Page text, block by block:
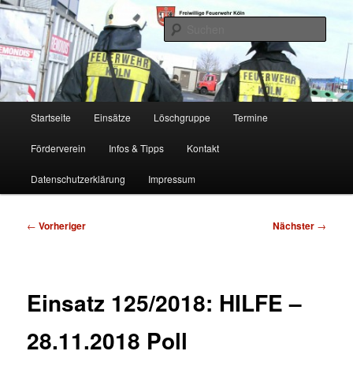
Zum
primären
Inhalt
springenFF Köln, LG RD
Freiwillige Feuerwehr Köln, Löschgruppe Rodenkirchen
Startseite Einsätze Löschgruppe Termine
Förderverein Infos & Tipps Kontakt
Datenschutzerklärung Impressum
Beitragsnavigation
← Vorheriger Nächster →
Einsatz 125/2018: HILFE –
28.11.2018 Poll